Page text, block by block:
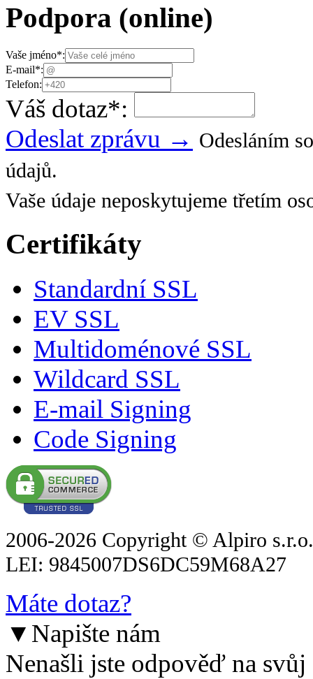
Podpora (online)
Vaše jméno*:
E-mail*:
Telefon:
Váš dotaz*:
Odeslat zprávu → Odesláním
údajů.
Vaše údaje neposkytujeme třetím
Certifikáty
Standardní SSL
EV SSL
Multidoménové SSL
Wildcard SSL
E-mail Signing
Code Signing
2006-2026 Copyright © Alpiro
LEI: 9845007DS6DC59M68A27
Máte dotaz?
▼ Napište nám
Nenašli jste odpověď na